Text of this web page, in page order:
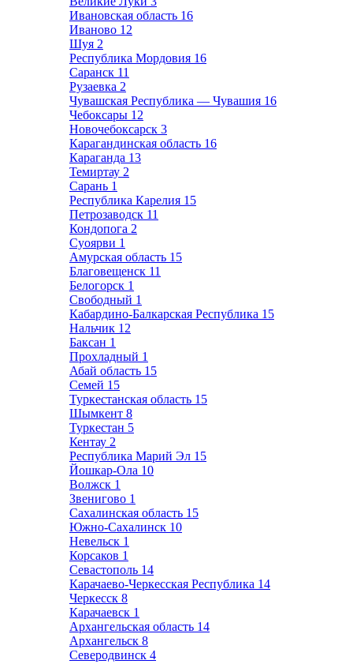
Ивановская область 16
Иваново 12
Шуя 2
Республика Мордовия 16
Саранск 11
Рузаевка 2
Чувашская Республика — Чувашия 16
Чебоксары 12
Новочебоксарск 3
Карагандинская область 16
Караганда 13
Темиртау 2
Сарань 1
Республика Карелия 15
Петрозаводск 11
Кондопога 2
Суоярви 1
Амурская область 15
Благовещенск 11
Белогорск 1
Свободный 1
Кабардино-Балкарская Республика 15
Нальчик 12
Баксан 1
Прохладный 1
Абай область 15
Семей 15
Туркестанская область 15
Шымкент 8
Туркестан 5
Кентау 2
Республика Марий Эл 15
Йошкар-Ола 10
Волжск 1
Звенигово 1
Сахалинская область 15
Южно-Сахалинск 10
Невельск 1
Корсаков 1
Севастополь 14
Карачаево-Черкесская Республика 14
Черкесск 8
Карачаевск 1
Архангельская область 14
Архангельск 8
Северодвинск 4